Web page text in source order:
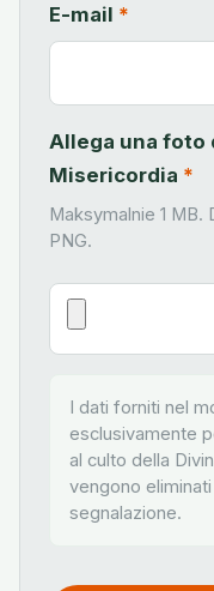
E-mail *
Allega una foto
Misericordia *
Maksymalnie 1
PNG.
I dati forniti nel
esclusivamente
al culto della
vengono
segnalazione.